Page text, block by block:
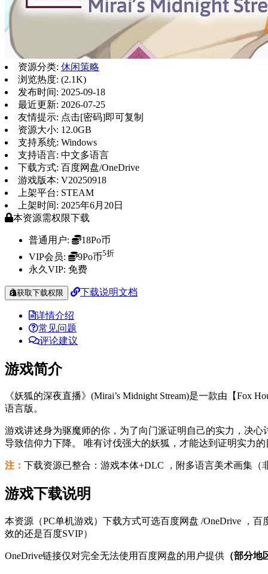
资源分类: 休闲策略
浏览热度: (2.1K)
发布时间: 2025-09-18
最近更新: 2026-07-25
友情提示: 点击[密码]即可复制
资源大小: 12.0GB
支持系统: Windows
支持语言: 中文多语言
下载方式: 百度网盘/OneDrive
游戏版本: V20250918
上架平台: STEAM
上架时间: 2025年6月20日
本资源需权限下载
普通用户:
18Po币
VIP会员:
9Po币5折
永久VIP: 免费
获取下载权限 下载说明文档
详情介绍
常见问题
评论建议
游戏简介
《妖狐的深夜直播》(Mirai’s Midnight Stream)是一款由【Fox
语言版。
游戏讲述身为驱魔师的你，为了向门派证明自己的实力，决
导致信仰力下降。 唯有讨伐强大的妖狐，才能达到证明实力
注： 下载资源已整合：游戏本体+DLC ，附多语言美术画集
游戏下载说明
本资源（PC单机游戏）下载方式可选百度网盘 /OneDrive ，
效的还是百度SVIP）
OneDrive链接仅对完全无法使用百度网盘的用户提供 （部分